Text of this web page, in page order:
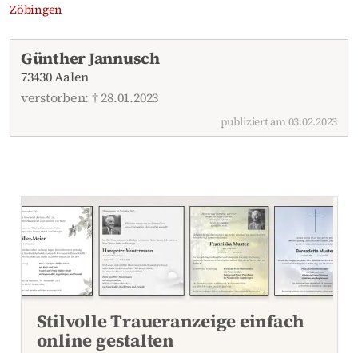
Zöbingen
Aktuelle Traueranzeigen
Günther Jannusch
73430 Aalen
verstorben: † 28.01.2023
publiziert am 03.02.2023
Stilvolle Traueranzeige einfach
online gestalten